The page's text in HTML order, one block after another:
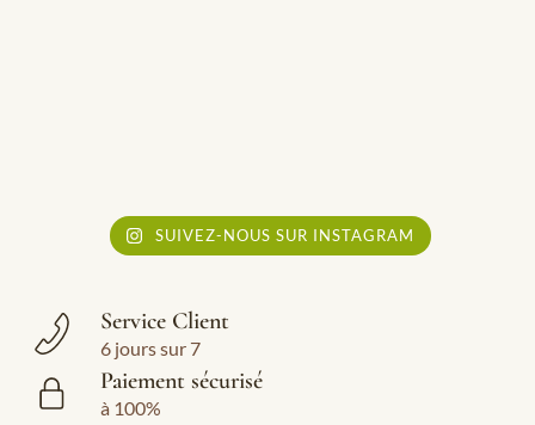
SUIVEZ-NOUS SUR INSTAGRAM
Service Client
6 jours sur 7
Paiement sécurisé
à 100%